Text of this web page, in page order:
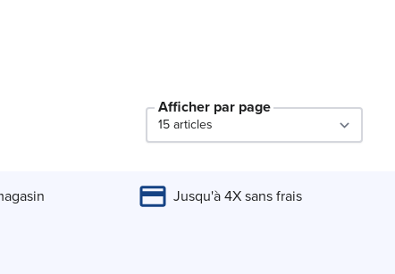
Afficher par page
Jusqu'à 4X sans frais